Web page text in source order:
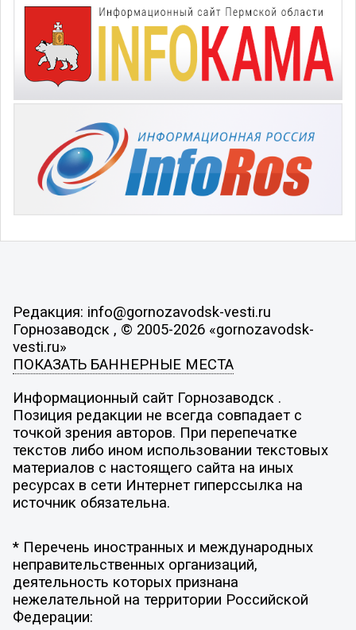
Редакция: info@gornozavodsk-vesti.ru
Горнозаводск , © 2005-2026 «gornozavodsk-
vesti.ru»
ПОКАЗАТЬ БАННЕРНЫЕ МЕСТА
Информационный сайт Горнозаводск .
Позиция редакции не всегда совпадает с
точкой зрения авторов. При перепечатке
текстов либо ином использовании текстовых
материалов с настоящего сайта на иных
ресурсах в сети Интернет гиперссылка на
источник обязательна.
* Перечень иностранных и международных
неправительственных организаций,
деятельность которых признана
нежелательной на территории Российской
Федерации: